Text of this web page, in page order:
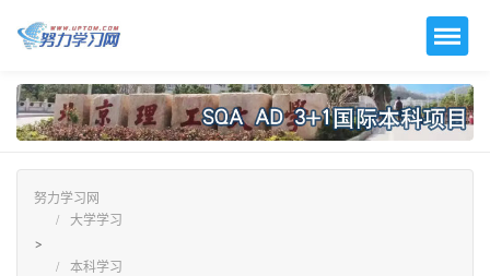
努力学习网
大学学习
>
本科学习